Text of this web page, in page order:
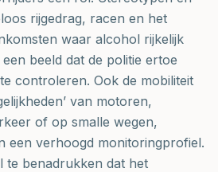
rijgedrag, racen en het
waar alcohol rijkelijk
beeld dat de politie ertoe
controleren. Ook de mobiliteit
van motoren,
of op smalle wegen,
een verhoogd monitoringprofiel.
te benadrukken dat het